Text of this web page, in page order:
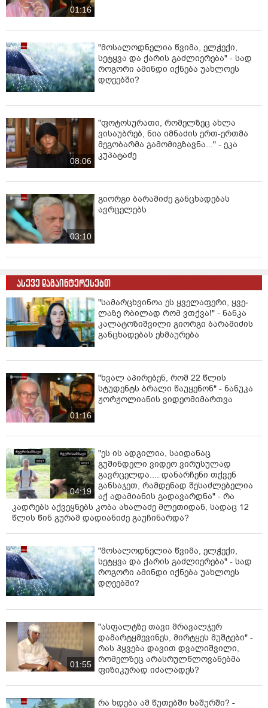
01:16
"მოსალოდნელია წვიმა, ელჭექი,
სეტყვა და ქარის გაძლიერება" - სად
როგორი ამინდი იქნება უახლოეს
დღეებში?
08:06
"ფოტოსურათი, რომელზეც ახლა
ვისაუბრებ, ნია იმნაძის ერთ-ერთმა
მეგობარმა გამომიგზავნა..." - ეკა
კუპატაძე
03:10
გიორგი ბარამიძე განცხადებას
ავრცელებს
ასევე დაგაინტერესებთ
"სა­მარ­ცხვი­ნოა ეს ყვე­ლა­ფე­რი, ყვე­
ლა­ზე რბი­ლად რომ ვთქვა!" - ნანკა
კალატოზიშვილი გიორგი ბარამიძის
განცხადებას ეხმაურება
01:16
"ხვალ აპირებენ, რომ 22 წლის
სტუდენტს ბრალი წაუყენონ" - ნანუკა
ჟორჟოლიანის ვიდეომიმართვა
04:19
"ეს ის ადგილია, საიდანაც
გუშინდელი ვიდეო ვირუსულად
გავრცელდა.... დანარჩენი თქვენ
განსაჯეთ, რამდენად შესაძლებელია
აქ ადამიანის გადავარდნა" - რა
კადრებს აქვეყნებს კობა ახალაძე მლეთიდან, სადაც 12
წლის წინ გურამ დადიანიძე გაუჩინარდა?
"მოსალოდნელია წვიმა, ელჭექი,
სეტყვა და ქარის გაძლიერება" - სად
როგორი ამინდი იქნება უახლოეს
დღეებში?
01:55
"ასფალტზე თავი მრავალჯერ
დამარტყმევინეს, მირტყეს მუშტები" -
რას ჰყვება დავით დვალიშვილი,
რომელზეც არასრულწლოვანებმა
ფიზიკურად იძალადეს?
რა ხდება ამ წუთებში ხაშურში? -